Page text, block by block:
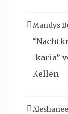
Mandys
Ikaria”
Kellen
Aleshanee